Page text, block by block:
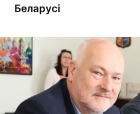
Беларусі